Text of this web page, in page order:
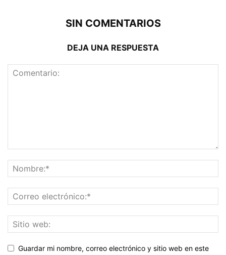
SIN COMENTARIOS
DEJA UNA RESPUESTA
Guardar mi nombre, correo electrónico y sitio web en este